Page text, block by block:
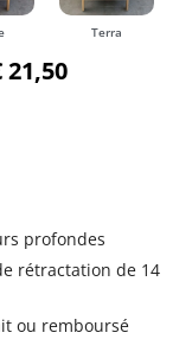
Terra
profondes
rétractation de 14
ou remboursé